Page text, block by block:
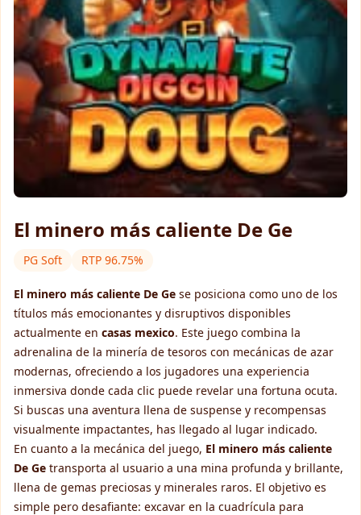
▶
El minero más caliente De Ge
PG Soft RTP 96.75%
El minero más caliente De Ge se posiciona como uno de los
títulos más emocionantes y disruptivos disponibles
actualmente en casas mexico. Este juego combina la
adrenalina de la minería de tesoros con mecánicas de azar
modernas, ofreciendo a los jugadores una experiencia
inmersiva donde cada clic puede revelar una fortuna ocuta.
Si buscas una aventura llena de suspense y recompensas
visualmente impactantes, has llegado al lugar indicado.
En cuanto a la mecánica del juego, El minero más caliente
De Ge transporta al usuario a una mina profunda y brillante,
llena de gemas preciosas y minerales raros. El objetivo es
simple pero desafiante: excavar en la cuadrícula para